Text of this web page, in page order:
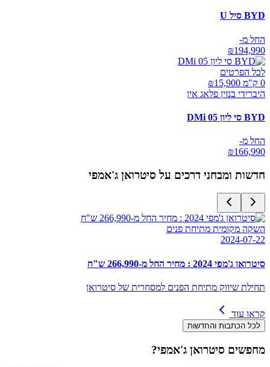
BYD סיל U
החל מ-
₪194,990
לכל הפרטים
0 ק"מ ₪
15,900
היברידי בנזין פלאג אין
BYD סי ליון 05 DMi
החל מ-
₪166,990
חדשות ומבחני דרכים על סיטרואן ג'אמפי
השקה מקומית מתיחת פנים
2024-07-22
סיטרואן ג'מפי 2024 : מחיר החל מ-266,990 ש"ח
תחילת שיווק מתיחת הפנים למסחרית של סיטרואן
קראו עוד
לכל הכתבות והחדשות
מחפשים סיטרואן ג'אמפי?